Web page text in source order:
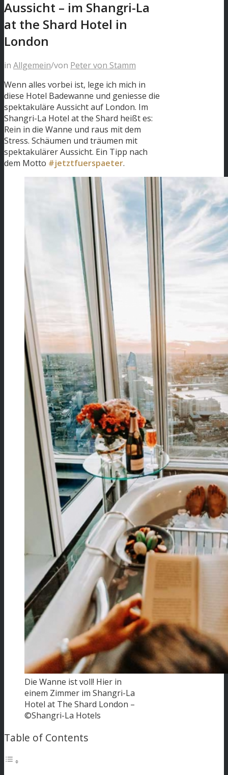
Aussicht – im Shangri-La
at the Shard Hotel in
London
in Allgemein/von Peter von Stamm
Wenn alles vorbei ist, lege ich mich in
diese Hotel Badewanne und geniesse die
spektakuläre Aussicht auf London. Im
Shangri-La Hotel at the Shard heißt es:
Rein in die Wanne und raus mit dem
Stress. Schäumen und träumen mit
spektakulärer Aussicht. Ein Tipp nach
dem Motto #jetztfuerspaeter.
Die Wanne ist voll! Hier in
einem Zimmer im Shangri-La
Hotel at The Shard London –
©Shangri-La Hotels
Table of Contents